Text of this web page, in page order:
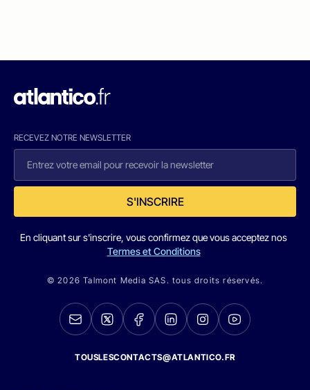
RECEVEZ NOTRE NEWSLETTER
S'INSCRIRE
En cliquant sur s'inscrire, vous confirmez que vous acceptez nos
Termes et Conditions
© 2026 Talmont Media SAS. tous droits réservés.
TOUSLESCONTACTS@ATLANTICO.FR